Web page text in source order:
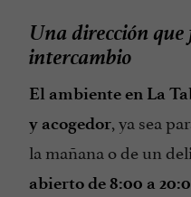
Una dirección
intercambio
El ambiente en La
y acogedor, ya sea
la mañana o de un
abierto de 8:00 a